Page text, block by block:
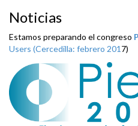
Noticias
Estamos preparando el congreso
Users (Cercedilla: febrero 2017)